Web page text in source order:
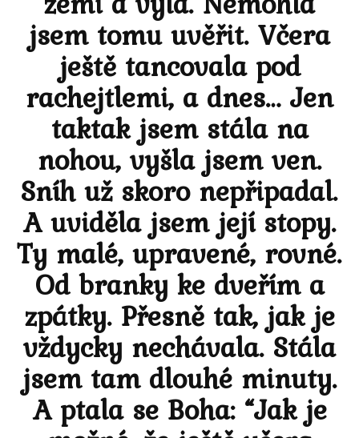
jsem tomu uvěřit. Včera
ještě tancovala pod
rachejtlemi, a dnes… Jen
taktak jsem stála na
nohou, vyšla jsem ven.
Sníh už skoro nepřipadal.
A uviděla jsem její stopy.
Ty malé, upravené, rovné.
Od branky ke dveřím a
zpátky. Přesně tak, jak je
vždycky nechávala. Stála
jsem tam dlouhé minuty.
A ptala se Boha: “Jak je